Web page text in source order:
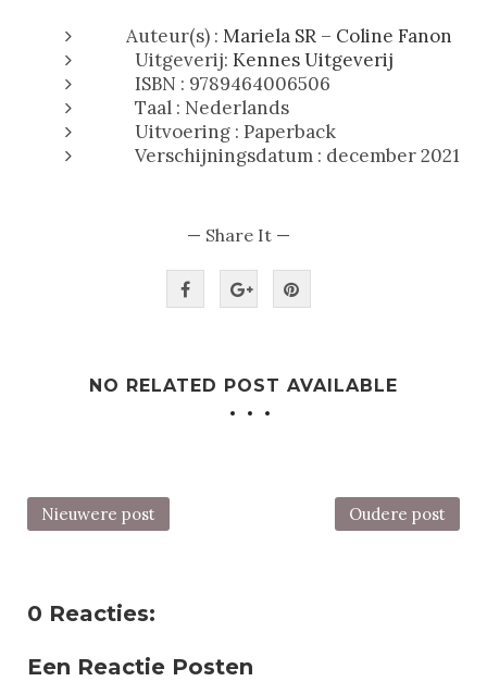
Auteur(s) : Mariela SR – Coline Fanon
Uitgeverij: Kennes Uitgeverij
ISBN : 9789464006506
Taal : Nederlands
Uitvoering : Paperback
Verschijningsdatum : december 2021
— Share It —
NO RELATED POST AVAILABLE
Nieuwere post Oudere post
0 Reacties:
Een Reactie Posten